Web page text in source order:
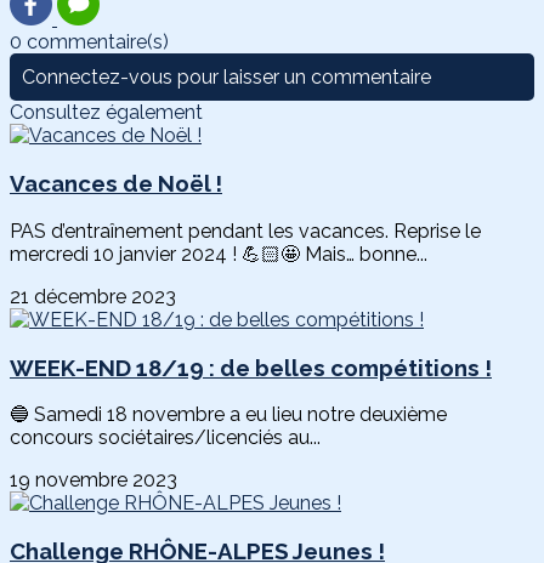
0 commentaire(s)
Connectez-vous pour laisser un commentaire
Consultez également
Vacances de Noël !
PAS d’entraînement pendant les vacances. Reprise le
mercredi 10 janvier 2024 ! 💪🏻🤩 Mais… bonne...
21 décembre 2023
WEEK-END 18/19 : de belles compétitions !
🔵 Samedi 18 novembre a eu lieu notre deuxième
concours sociétaires/licenciés au...
19 novembre 2023
Challenge RHÔNE-ALPES Jeunes !